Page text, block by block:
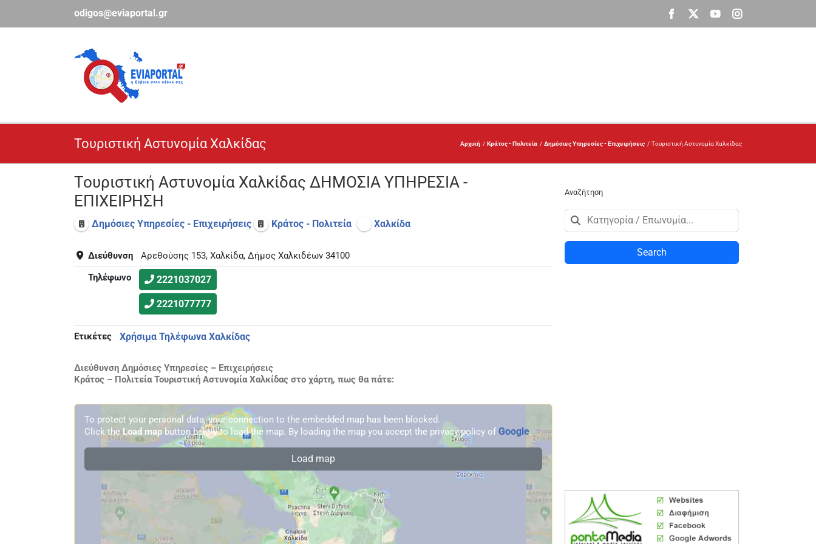
περιεχόμενο
odigos@eviaportal.gr Facebook
X YouTubeInstagram
Τουριστική Αστυνομία Χαλκίδας Αρχική Κράτος - Πολιτεία Δημόσιες Υπηρεσίες - Επιχειρήσεις Τουριστική Αστυνομία Χαλκίδας
Τουριστική Αστυνομία Χαλκίδας ΔΗΜΟΣΙΑ ΥΠΗΡΕΣΙΑ -
ΕΠΙΧΕΙΡΗΣΗ
Δημόσιες Υπηρεσίες - Επιχειρήσεις Κράτος - Πολιτεία Χαλκίδα
Διεύθυνση
Αρεθούσης 153, Χαλκίδα, Δήμος Χαλκιδέων 34100
Τηλέφωνο
2221037027
2221077777
Ετικέτες Χρήσιμα Τηλέφωνα Χαλκίδας
Διεύθυνση Δημόσιες Υπηρεσίες – Επιχειρήσεις
Κράτος – Πολιτεία Τουριστική Αστυνομία Χαλκίδας στο χάρτη, πως θα πάτε:
To protect your personal data, your connection to the embedded map has been blocked.
Click the Load mapbutton below to load the map. By loading the map you accept the privacy policy of Google.
Load map
Αναζήτηση
Search